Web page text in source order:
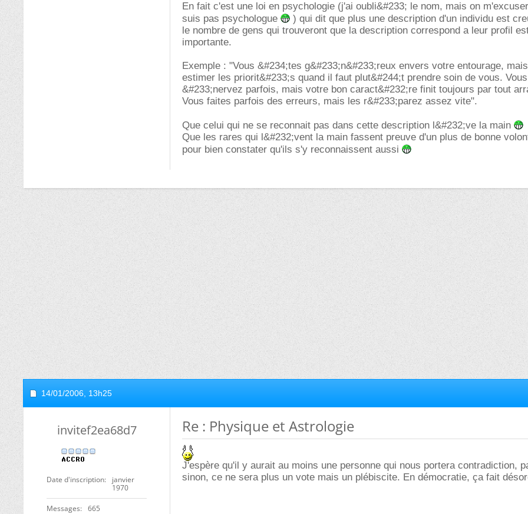
En fait c'est une loi en psychologie (j'ai oubli&#233; le nom, mais on
suis pas psychologue
) qui dit que plus une description d'un individu est
le nombre de gens qui trouveront que la description correspond a leur profil
importante.
Exemple : "Vous &#234;tes g&#233;n&#233;reux envers votre entourage,
estimer les priorit&#233;s quand il faut plut&#244;t prendre soin de vous.
&#233;nervez parfois, mais votre bon caract&#232;re finit toujours par tout
Vous faites parfois des erreurs, mais les r&#233;parez assez vite".
Que celui qui ne se reconnait pas dans cette description l&#232;ve la main
Que les rares qui l&#232;vent la main fassent preuve d'un plus de bonne
pour bien constater qu'ils s'y reconnaissent aussi
14/01/2006, 13h25
invitef2ea68d7
Date d'inscription
janvier
1970
Messages 665
Re : Physique et Astrologie
J'espère qu'il y aurait au moins une personne qui nous portera contradiction,
sinon, ce ne sera plus un vote mais un plébiscite. En démocratie, ça fait